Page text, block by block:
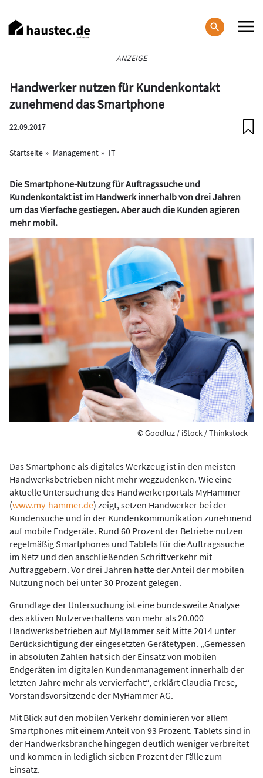
zum
Inhalt
ANZEIGE
Handwerker nutzen für Kundenkontakt
zunehmend das Smartphone
22.09.2017
Startseite Management IT
Die Smartphone-Nutzung für Auftragssuche und
Kundenkontakt ist im Handwerk innerhalb von drei Jahren
um das Vierfache gestiegen. Aber auch die Kunden agieren
mehr mobil.
© Goodluz / iStock / Thinkstock
Das Smartphone als digitales Werkzeug ist in den meisten
Handwerksbetrieben nicht mehr wegzudenken. Wie eine
aktuelle Untersuchung des Handwerkerportals MyHammer
(www.my-hammer.de) zeigt, setzen Handwerker bei der
Kundensuche und in der Kundenkommunikation zunehmend
auf mobile Endgeräte. Rund 60 Prozent der Betriebe nutzen
regelmäßig Smartphones und Tablets für die Auftragssuche
im Netz und den anschließenden Schriftverkehr mit
Auftraggebern. Vor drei Jahren hatte der Anteil der mobilen
Nutzung noch bei unter 30 Prozent gelegen.
Grundlage der Untersuchung ist eine bundesweite Analyse
des aktiven Nutzerverhaltens von mehr als 20.000
Handwerksbetrieben auf MyHammer seit Mitte 2014 unter
Berücksichtigung der eingesetzten Gerätetypen. „Gemessen
in absoluten Zahlen hat sich der Einsatz von mobilen
Endgeräten im digitalen Kundenmanagement innerhalb der
letzten Jahre mehr als vervierfacht“, erklärt Claudia Frese,
Vorstandsvorsitzende der MyHammer AG.
Mit Blick auf den mobilen Verkehr dominieren vor allem
Smartphones mit einem Anteil von 93 Prozent. Tablets sind in
der Handwerksbranche hingegen deutlich weniger verbreitet
und kommen in lediglich sieben Prozent der Fälle zum
Einsatz.